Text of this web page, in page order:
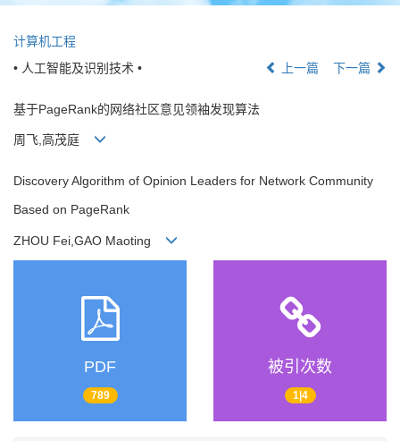
计算机工程
• 人工智能及识别技术 •
上一篇 下一篇
基于PageRank的网络社区意见领袖发现算法
周飞,高茂庭
Discovery Algorithm of Opinion Leaders for Network Community
Based on PageRank
ZHOU Fei,GAO Maoting
PDF
789
被引次数
1|4